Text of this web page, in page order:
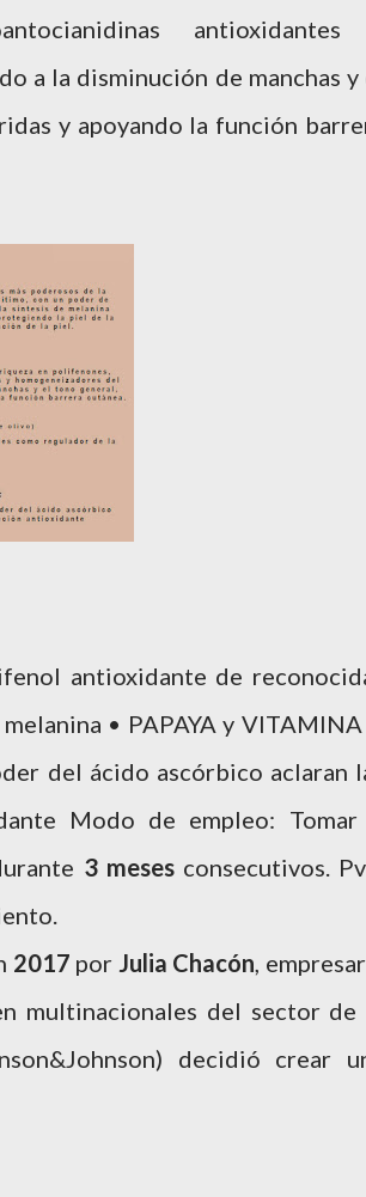
a la disminución de manchas y
y apoyando la función
antioxidante de
• PAPAYA y VITAMINA
del ácido ascórbico aclaran
Modo de empleo: Tomar
3 mesesconsecutivos.
2017 por Julia Chacón,
multinacionales del sector de
decidió crear